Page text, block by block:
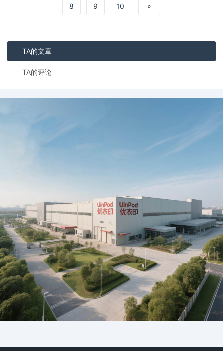
包裹数量在9月到12月期间反而增加了超过两
倍。分析指出，韩
8 9 10 »
TA的文章
TA的评论